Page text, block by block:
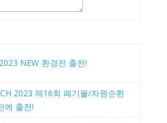
NEW 환경전 출전!
2023 제16회 폐기물/자원순환
에 출전!